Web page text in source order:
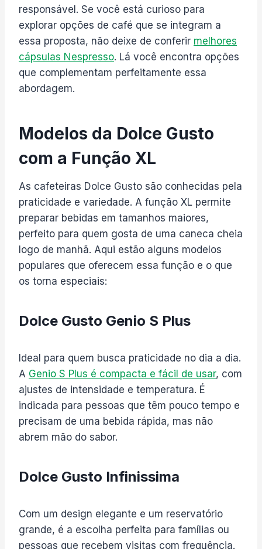
responsável. Se você está curioso para
explorar opções de café que se integram a
essa proposta, não deixe de conferir melhores
cápsulas Nespresso. Lá você encontra opções
que complementam perfeitamente essa
abordagem.
Modelos da Dolce Gusto
com a Função XL
As cafeteiras Dolce Gusto são conhecidas pela
praticidade e variedade. A função XL permite
preparar bebidas em tamanhos maiores,
perfeito para quem gosta de uma caneca cheia
logo de manhã. Aqui estão alguns modelos
populares que oferecem essa função e o que
os torna especiais:
Dolce Gusto Genio S Plus
Ideal para quem busca praticidade no dia a dia.
A Genio S Plus é compacta e fácil de usar, com
ajustes de intensidade e temperatura. É
indicada para pessoas que têm pouco tempo e
precisam de uma bebida rápida, mas não
abrem mão do sabor.
Dolce Gusto Infinissima
Com um design elegante e um reservatório
grande, é a escolha perfeita para famílias ou
pessoas que recebem visitas com frequência.